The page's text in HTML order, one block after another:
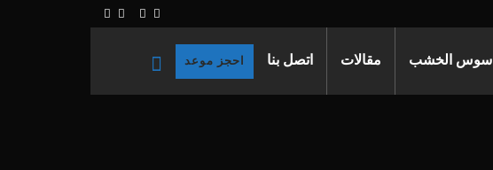
سوس الخشب مقالات اتصل بنا احجز موعد